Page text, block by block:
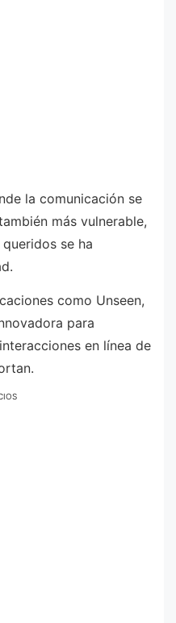
la comunicación se
más vulnerable,
se ha
como Unseen,
para
en línea de